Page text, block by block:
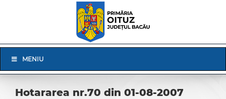
Navigation
MENIU
Hotararea nr.70 din 01-08-2007